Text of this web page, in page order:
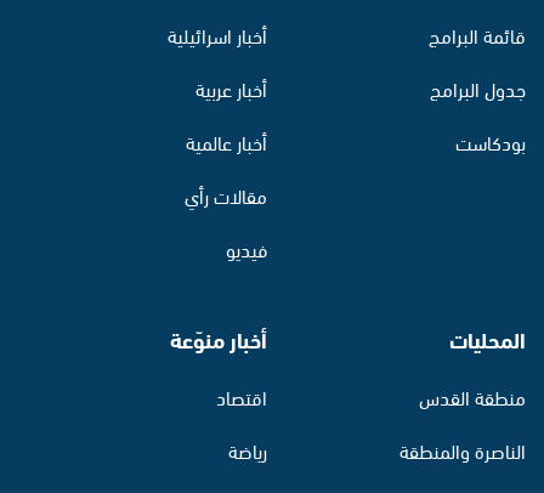
قائمة البرامج
جدول البرامج
بودكاست
أخبار اسرائيلية
أخبار عربية
أخبار عالمية
مقالات رأي
فيديو
المحليات
منطقة القدس
الناصرة والمنطقة
أخبار منوّعة
اقتصاد
رياضة